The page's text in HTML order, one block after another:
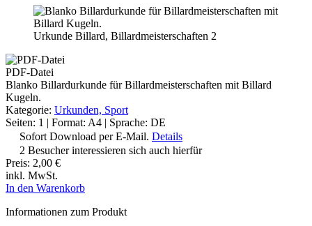
Urkunde Billard, Billardmeisterschaften 2
PDF-Datei
Blanko Billardurkunde für Billardmeisterschaften mit Billard
Kugeln.
Kategorie: Urkunden, Sport
Seiten: 1 | Format: A4 | Sprache: DE
Sofort Download per E-Mail. Details
2 Besucher interessieren sich auch hierfür
Preis: 2,00 €
inkl. MwSt.
In den Warenkorb
Informationen zum Produkt